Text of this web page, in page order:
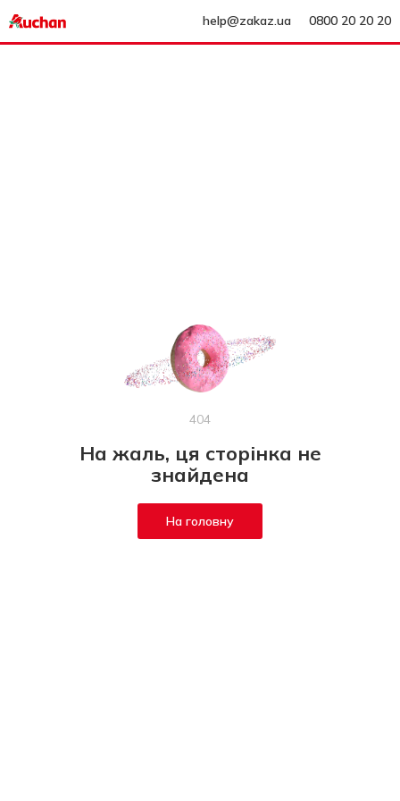
help@zakaz.ua 0800 20 20 20
404
На жаль, ця сторінка не
знайдена
На головну